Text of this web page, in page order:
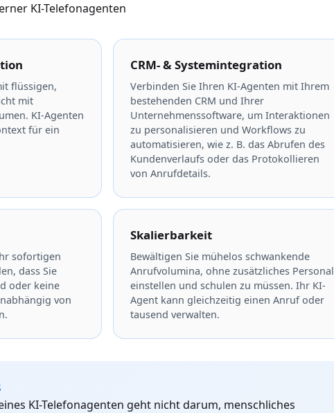
KI-Telefonagenten
flüssigen,
mit
KI-Agenten
für ein
CRM- & Systemintegration
Verbinden Sie Ihren KI-Agenten mit Ihrem
bestehenden CRM und Ihrer
Unternehmenssoftware, um Interaktionen
zu personalisieren und Workflows zu
automatisieren, wie z. B. das Abrufen des
Kundenverlaufs oder das Protokollieren
von Anrufdetails.
sofortigen
dass Sie
oder keine
von
Skalierbarkeit
Bewältigen Sie mühelos schwankende
Anrufvolumina, ohne zusätzliches Personal
einstellen und schulen zu müssen. Ihr KI-
Agent kann gleichzeitig einen Anruf oder
tausend verwalten.
KI-Telefonagenten geht nicht darum, menschliches